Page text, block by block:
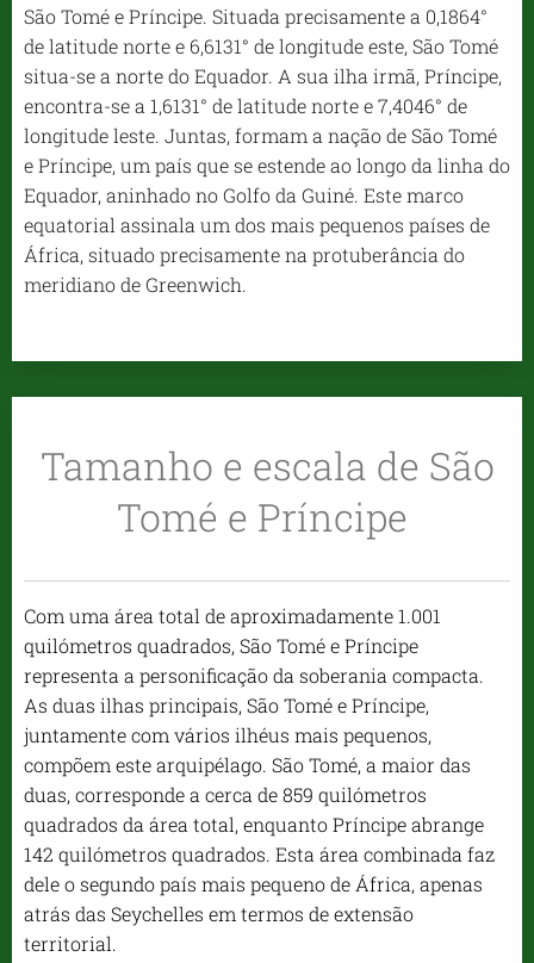
São Tomé e Príncipe. Situada precisamente a 0,1864°
de latitude norte e 6,6131° de longitude este, São Tomé
situa-se a norte do Equador. A sua ilha irmã, Príncipe,
encontra-se a 1,6131° de latitude norte e 7,4046° de
longitude leste. Juntas, formam a nação de São Tomé
e Príncipe, um país que se estende ao longo da linha do
Equador, aninhado no Golfo da Guiné. Este marco
equatorial assinala um dos mais pequenos países de
África, situado precisamente na protuberância do
meridiano de Greenwich.
Tamanho e escala de São
Tomé e Príncipe
Com uma área total de aproximadamente 1.001
quilómetros quadrados, São Tomé e Príncipe
representa a personificação da soberania compacta.
As duas ilhas principais, São Tomé e Príncipe,
juntamente com vários ilhéus mais pequenos,
compõem este arquipélago. São Tomé, a maior das
duas, corresponde a cerca de 859 quilómetros
quadrados da área total, enquanto Príncipe abrange
142 quilómetros quadrados. Esta área combinada faz
dele o segundo país mais pequeno de África, apenas
atrás das Seychelles em termos de extensão
territorial.